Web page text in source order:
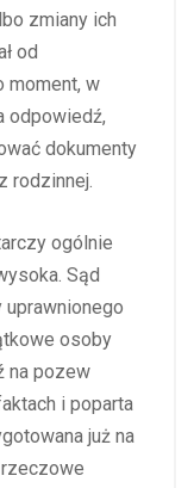
zmiany ich
od
moment, w
odpowiedź,
dokumenty
rodzinnej.
ogólnie
Sąd
osoby
na pozew
i poparta
już na